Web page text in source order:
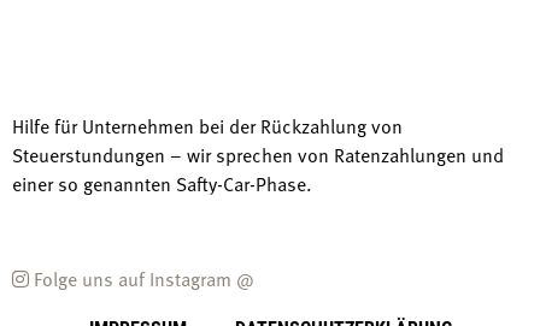
Hilfe für Unternehmen bei der Rückzahlung von
Steuerstundungen – wir sprechen von Ratenzahlungen und
einer so genannten Safty-Car-Phase.
Folge uns auf Instagram @